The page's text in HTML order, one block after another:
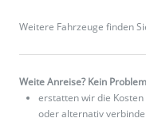
Weitere Fahrzeuge finden
Weite Anreise? Kein
erstatten wir die Kosten
oder alternativ